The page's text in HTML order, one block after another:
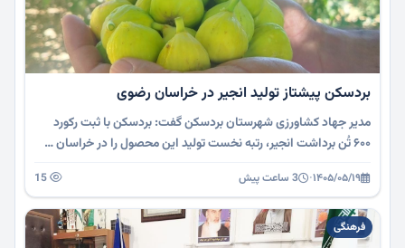
بردسکن پیشتاز تولید انجیر در خراسان رضوی
مدیر جهاد کشاورزی شهرستان بردسکن گفت: بردسکن با ثبت رکورد
۶۰۰ تُن برداشت انجیر، رتبه نخست تولید این محصول را در خراسان …
۱۴۰۵/۰۵/۱۹· 3 ساعت پیش
فرهنگی